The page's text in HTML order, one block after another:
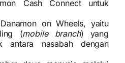
Cash Connect untuk
on Wheels, yaitu
(mobile branch) yang
antara nasabah dengan